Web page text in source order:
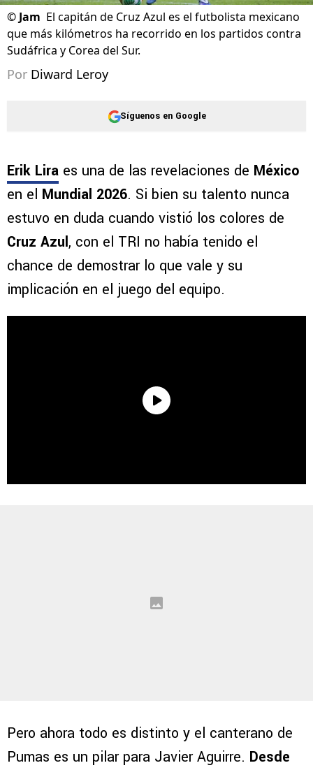
©Jam El capitán de Cruz Azul es el futbolista mexicano
que más kilómetros ha recorrido en los partidos contra
Sudáfrica y Corea del Sur.
Por Diward Leroy
Síguenos en Google
Erik Lira es una de las revelaciones de México
en el Mundial 2026. Si bien su talento nunca
estuvo en duda cuando vistió los colores de
Cruz Azul, con el TRI no había tenido el
chance de demostrar lo que vale y su
implicación en el juego del equipo.
Pero ahora todo es distinto y el canterano de
Pumas es un pilar para Javier Aguirre. Desde